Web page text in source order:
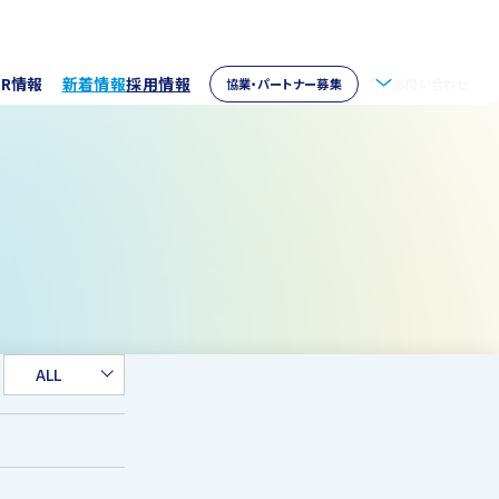
情報 新着情報採用情報 協業・パートナー募集
ALL